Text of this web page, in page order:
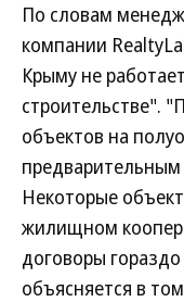
По словам
компании
Крыму не
строительстве".
объектов на
Некоторые
жилищном
договоры
объясняется в